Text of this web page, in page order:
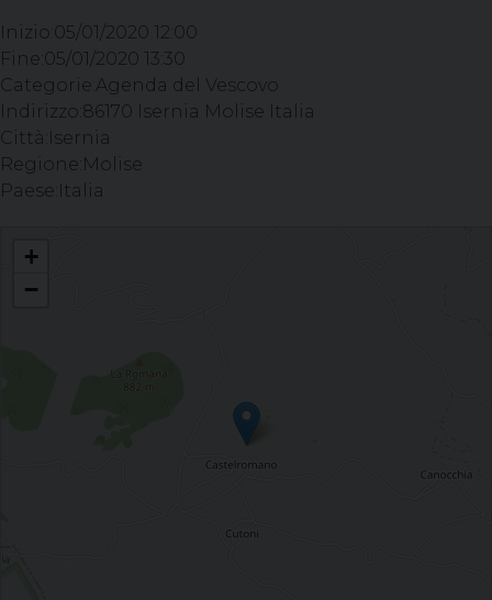
Inizio: 05/01/2020 12:00
Fine: 05/01/2020 13:30
Categorie: Agenda del Vescovo
Indirizzo: 86170 Isernia Molise Italia
Città: Isernia
Regione: Molise
Paese: Italia
+
−